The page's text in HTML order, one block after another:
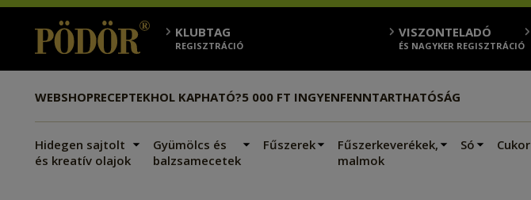
KLUBTAG
REGISZTRÁCIÓ
VISZONTELADÓ
ÉS NAGYKER REGISZTRÁCIÓ
WEBSHOPRECEPTEKHOL KAPHATÓ?5 000 FT INGYENFENNTARTHATÓSÁG
Hidegen sajtolt
és kreatív olajok
Gyümölcs és
balzsamecetek
Fűszerek
Fűszerkeverékek,
malmok
Só Cukor